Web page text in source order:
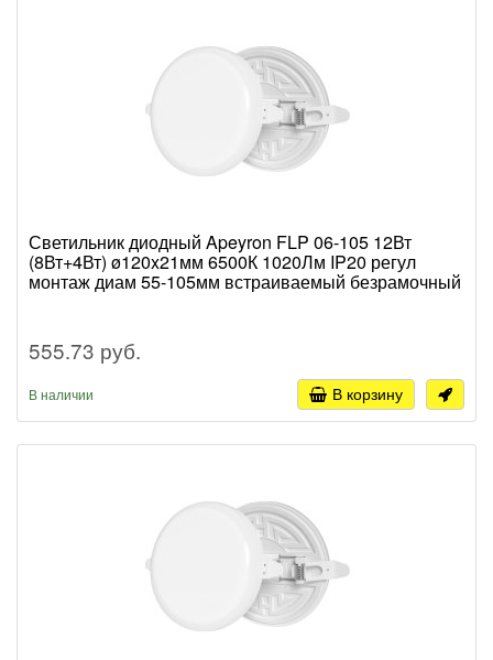
Светильник диодный Apeyron FLP 06-105 12Вт
(8Вт+4Вт) ø120x21мм 6500К 1020Лм IP20 регул
монтаж диам 55-105мм встраиваемый безрамочный
555.73 руб.
В наличии В корзину